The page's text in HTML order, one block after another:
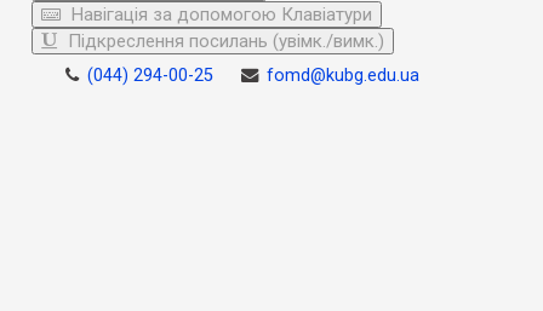
Навігація за допомогою Клавіатури
Підкреслення посилань (увімк./вимк.)
(044) 294-00-25 fomd@kubg.edu.ua